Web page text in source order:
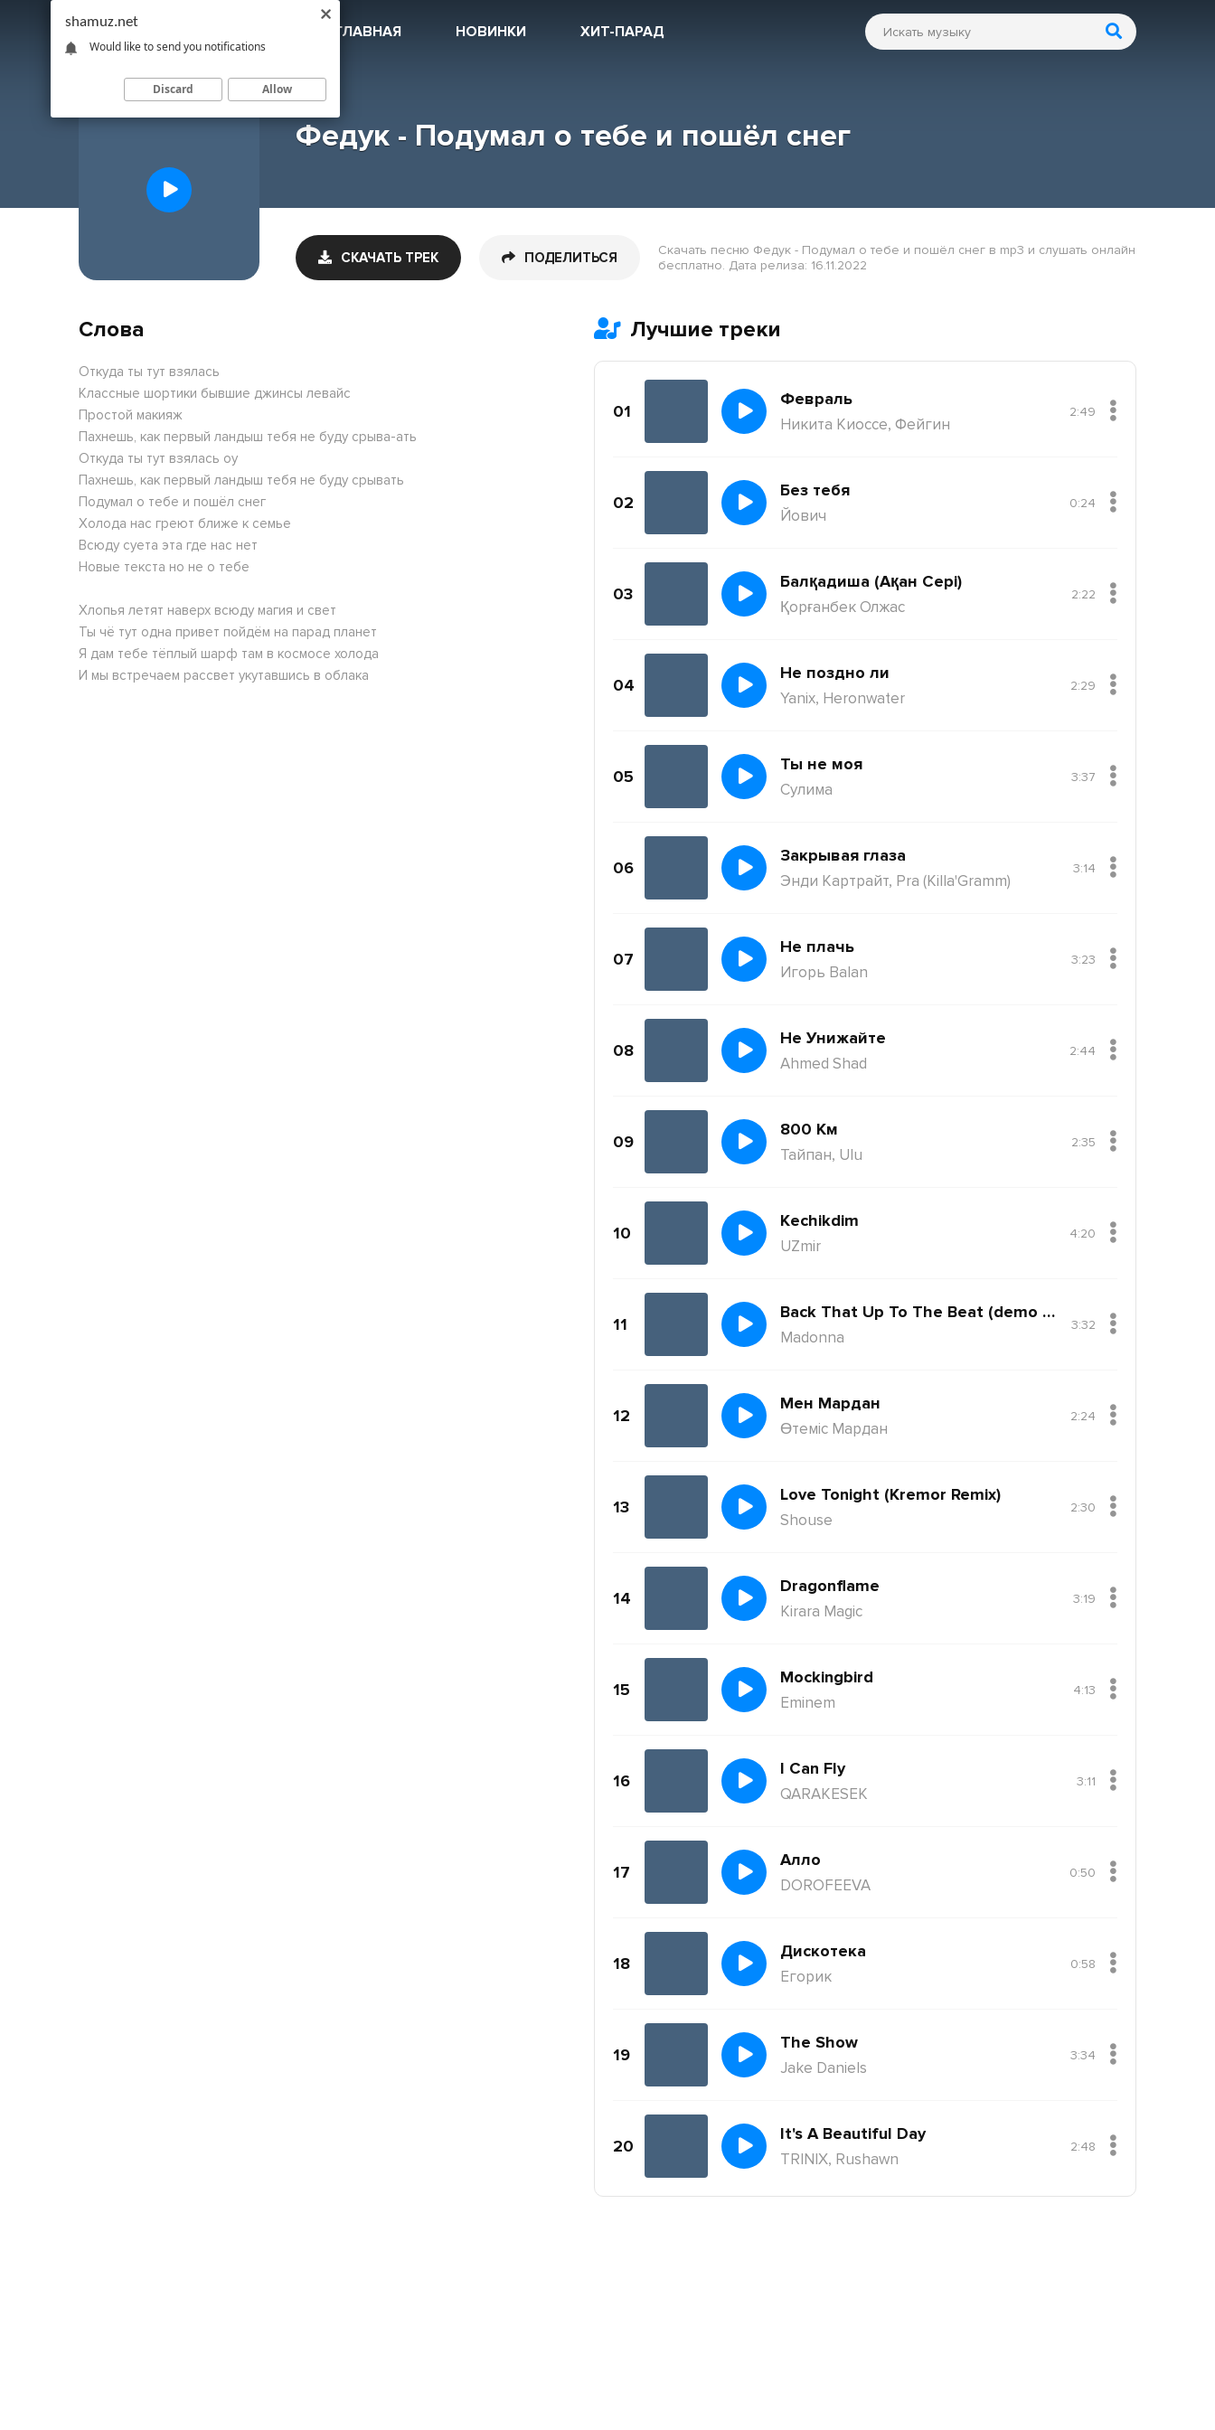
SHAMUZ ГЛАВНАЯ НОВИНКИ ХИТ-ПАРАД
Федук - Подумал о тебе и пошёл снег
СКАЧАТЬ ТРЕК ПОДЕЛИТЬСЯ
Скачать песню Федук - Подумал о тебе и пошёл снег в mp3 и слушать онлайн
бесплатно. Дата релиза: 16.11.2022
Слова
Откуда ты тут взялась
Классные шортики бывшие джинсы левайс
Простой макияж
Пахнешь, как первый ландыш тебя не буду срыва-ать
Откуда ты тут взялась оу
Пахнешь, как первый ландыш тебя не буду срывать
Подумал о тебе и пошёл снег
Холода нас греют ближе к семье
Всюду суета эта где нас нет
Новые текста но не о тебе
Хлопья летят наверх всюду магия и свет
Ты чё тут одна привет пойдём на парад планет
Я дам тебе тёплый шарф там в космосе холода
И мы встречаем рассвет укутавшись в облака
Лучшие треки
01
Февраль
Никита Киоссе, Фейгин
2:49
02
Без тебя
Йович
0:24
03
Балқадиша (Ақан Сері)
Қорғанбек Олжас
2:22
04
Не поздно ли
Yanix, Heronwater
2:29
05
Ты не моя
Сулима
3:37
06
Закрывая глаза
Энди Картрайт, Pra (Killa'Gramm)
3:14
07
Не плачь
Игорь Balan
3:23
08
Не Унижайте
Ahmed Shad
2:44
09
800 Км
Тайпан, Ulu
2:35
10
Kechikdim
UZmir
4:20
11
Back That Up To The Beat (demo Version)
Madonna
3:32
12
Мен Мардан
Өтеміс Мардан
2:24
13
Love Tonight (Kremor Remix)
Shouse
2:30
14
Dragonflame
Kirara Magic
3:19
15
Mockingbird
Eminem
4:13
16
I Can Fly
QARAKESEK
3:11
17
Алло
DOROFEEVA
0:50
18
Дискотека
Егорик
0:58
19
The Show
Jake Daniels
3:34
20
It's A Beautiful Day
TRINIX, Rushawn
2:48
shamuz.net
Would like to send you notifications
Discard Allow